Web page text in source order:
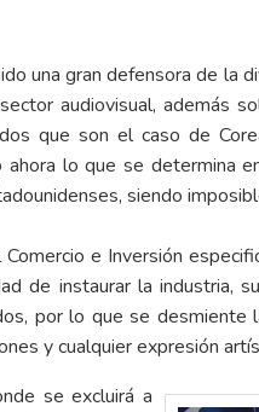
una gran defensora de la
audiovisual, además
que son el caso de
lo que se determina
siendo
e Inversión
de instaurar la industria,
por lo que se desmiente
y cualquier expresión
se excluirá a